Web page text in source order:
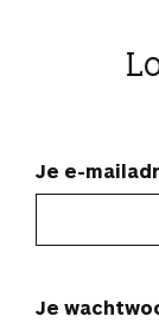
Je e-
Je